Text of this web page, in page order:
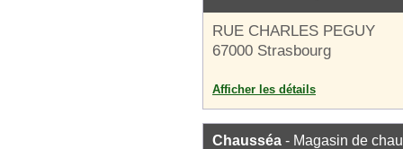
RUE CHARLES PEGUY
67000 Strasbourg
Afficher les détails
Chausséa - Magasin de